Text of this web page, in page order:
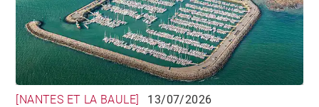
[NANTES ET LA BAULE] 13/07/2026